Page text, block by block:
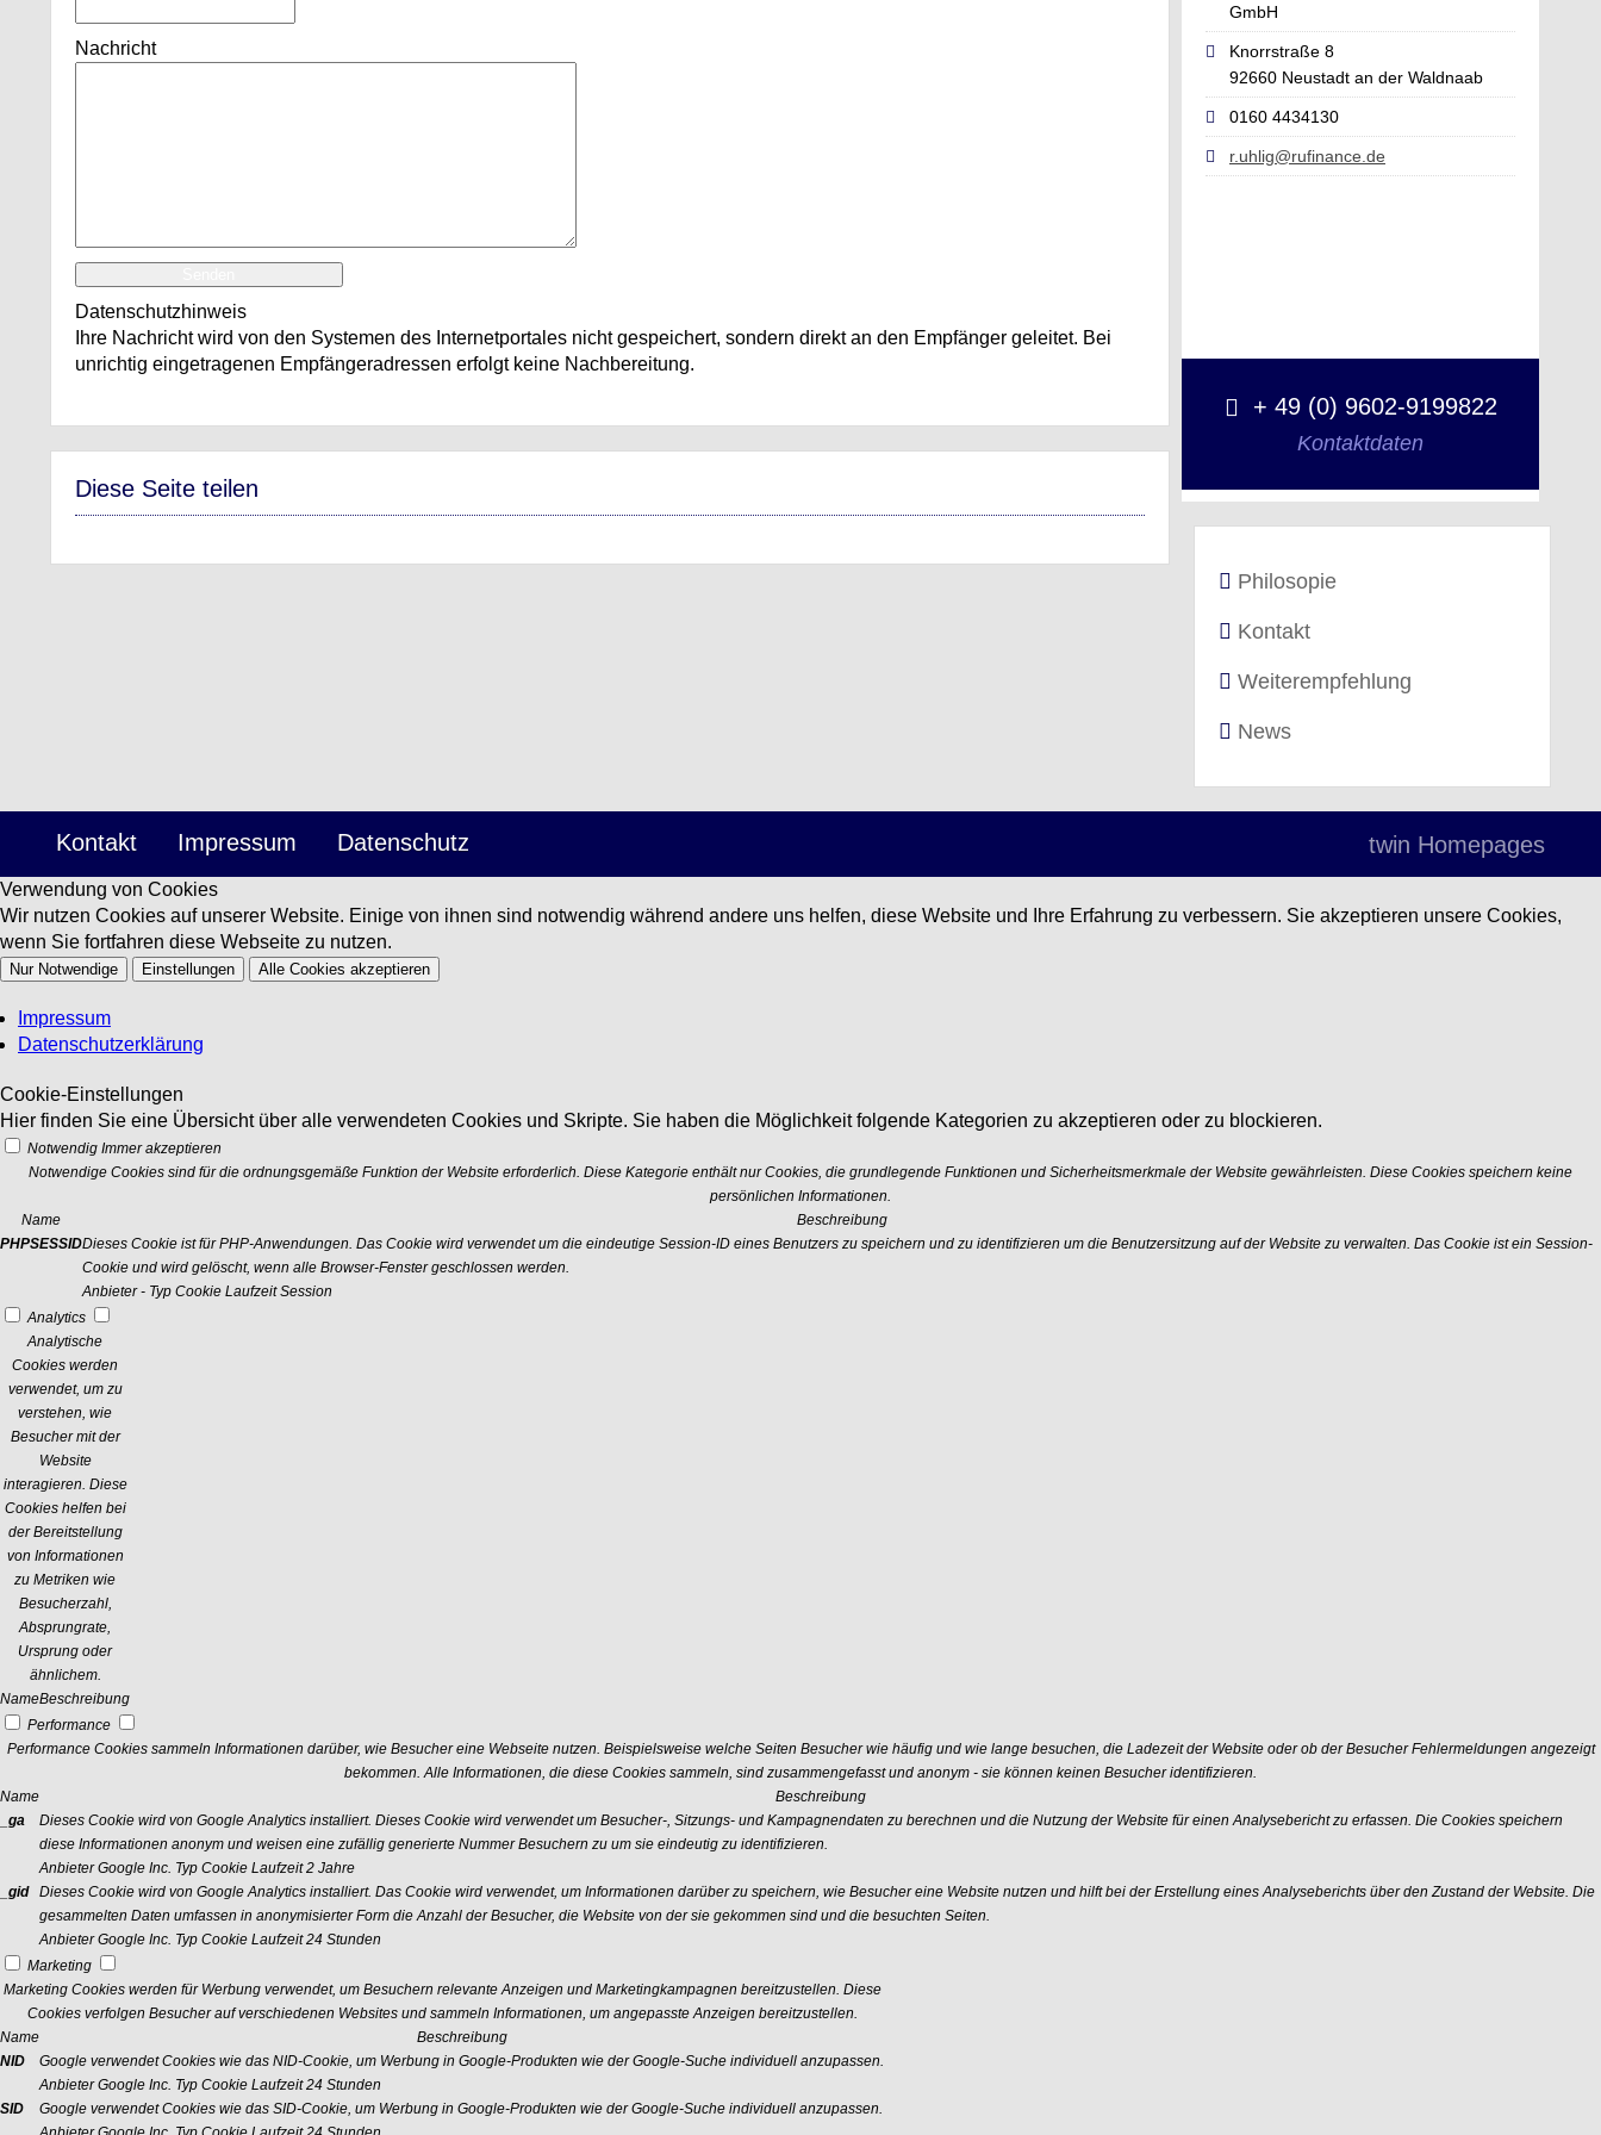
GmbH
Knorrstraße 8
92660 Neustadt an der Waldnaab
0160 4434130
r.uhlig@rufinance.de
+ 49 (0) 9602-9199822
Kontaktdaten
Philosopie
Kontakt
Weiterempfehlung
News
Nachricht
Datenschutzhinweis
Ihre Nachricht wird von den Systemen des Internetportales nicht gespeichert, sondern direkt an den Empfänger geleitet. Bei
unrichtig eingetragenen Empfängeradressen erfolgt keine Nachbereitung.
Diese Seite teilen
Kontakt Impressum Datenschutz twin Homepages
Verwendung von Cookies
Wir nutzen Cookies auf unserer Website. Einige von ihnen sind notwendig während andere uns helfen, diese Website und Ihre Erfahrung zu verbessern. Sie akzeptieren unsere Cookies,
wenn Sie fortfahren diese Webseite zu nutzen.
Nur Notwendige Einstellungen Alle Cookies akzeptieren
Impressum
Datenschutzerklärung
Cookie-Einstellungen
Hier finden Sie eine Übersicht über alle verwendeten Cookies und Skripte. Sie haben die Möglichkeit folgende Kategorien zu akzeptieren oder zu blockieren.
Notwendig Immer akzeptieren
Notwendige Cookies sind für die ordnungsgemäße Funktion der Website erforderlich. Diese Kategorie enthält nur Cookies, die grundlegende Funktionen und Sicherheitsmerkmale der Website gewährleisten. Diese Cookies speichern keine
persönlichen Informationen.
Name
Beschreibung
PHPSESSIDDieses Cookie ist für PHP-Anwendungen. Das Cookie wird verwendet um die eindeutige Session-ID eines Benutzers zu speichern und zu identifizieren um die Benutzersitzung auf der Website zu verwalten. Das Cookie ist ein Session-
Cookie und wird gelöscht, wenn alle Browser-Fenster geschlossen werden.
Anbieter - Typ Cookie Laufzeit Session
Analytics
Analytische
Cookies werden
verwendet, um zu
verstehen, wie
Besucher mit der
Website
interagieren. Diese
Cookies helfen bei
der Bereitstellung
von Informationen
zu Metriken wie
Besucherzahl,
Absprungrate,
Ursprung oder
ähnlichem.
NameBeschreibung
Performance
Performance Cookies sammeln Informationen darüber, wie Besucher eine Webseite nutzen. Beispielsweise welche Seiten Besucher wie häufig und wie lange besuchen, die Ladezeit der Website oder ob der Besucher Fehlermeldungen angezeigt
bekommen. Alle Informationen, die diese Cookies sammeln, sind zusammengefasst und anonym - sie können keinen Besucher identifizieren.
Name
Beschreibung
_ga
Dieses Cookie wird von Google Analytics installiert. Dieses Cookie wird verwendet um Besucher-, Sitzungs- und Kampagnendaten zu berechnen und die Nutzung der Website für einen Analysebericht zu erfassen. Die Cookies speichern
diese Informationen anonym und weisen eine zufällig generierte Nummer Besuchern zu um sie eindeutig zu identifizieren.
Anbieter Google Inc. Typ Cookie Laufzeit 2 Jahre
_gid
Dieses Cookie wird von Google Analytics installiert. Das Cookie wird verwendet, um Informationen darüber zu speichern, wie Besucher eine Website nutzen und hilft bei der Erstellung eines Analyseberichts über den Zustand der Website. Die
gesammelten Daten umfassen in anonymisierter Form die Anzahl der Besucher, die Website von der sie gekommen sind und die besuchten Seiten.
Anbieter Google Inc. Typ Cookie Laufzeit 24 Stunden
Marketing
Marketing Cookies werden für Werbung verwendet, um Besuchern relevante Anzeigen und Marketingkampagnen bereitzustellen. Diese
Cookies verfolgen Besucher auf verschiedenen Websites und sammeln Informationen, um angepasste Anzeigen bereitzustellen.
Name
Beschreibung
NID
Google verwendet Cookies wie das NID-Cookie, um Werbung in Google-Produkten wie der Google-Suche individuell anzupassen.
Anbieter Google Inc. Typ Cookie Laufzeit 24 Stunden
SID
Google verwendet Cookies wie das SID-Cookie, um Werbung in Google-Produkten wie der Google-Suche individuell anzupassen.